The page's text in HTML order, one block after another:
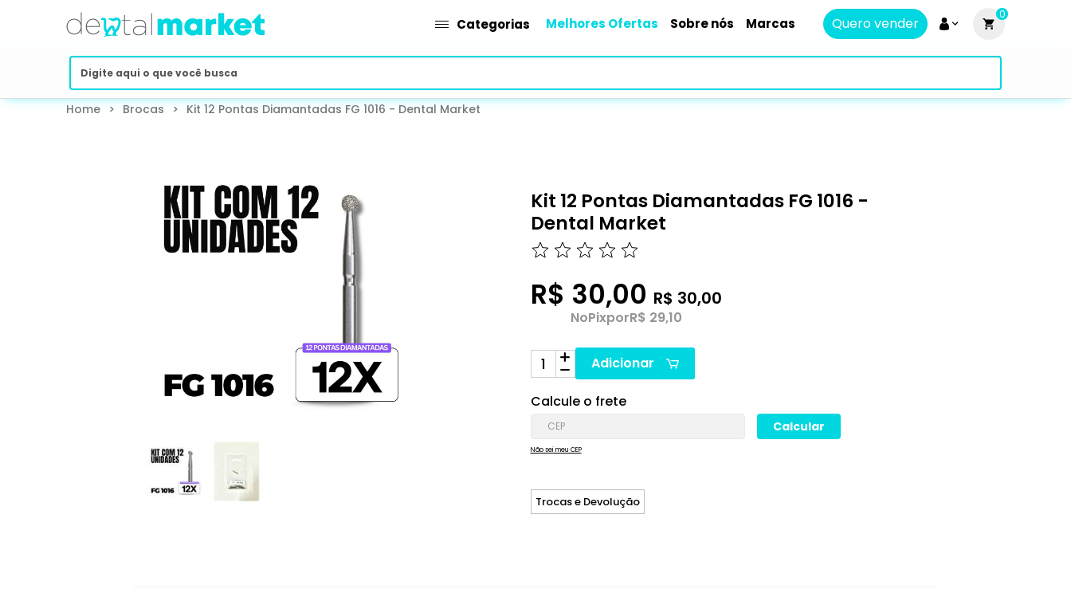
Categorias Melhores Ofertas Sobre nós Marcas Quero vender
0
Home > Brocas > Kit 12 Pontas Diamantadas FG 1016 - Dental Market
Kit 12 Pontas Diamantadas FG 1016 -
Dental Market
R$ 30,00 R$ 30,00
NoPixporR$ 29,10
Adicionar
Calcule o frete
Não sei meu CEP
Trocas e Devolução